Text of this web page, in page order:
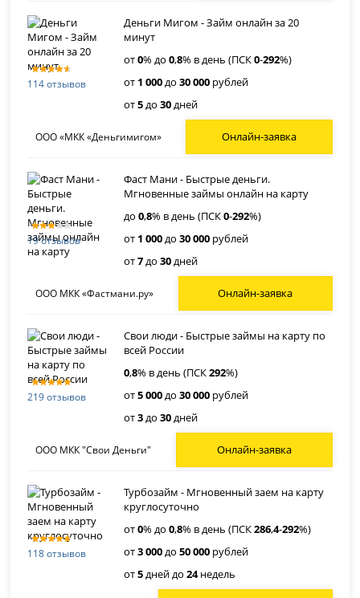
114 отзывов
Деньги Мигом - Займ онлайн за 20
минут
от0% до0,8% в день (ПСК0-292%)
от 1 000до30 000 рублей
от5до30дней
ООО «МКК «Деньгимигом» Онлайн-заявка
19 отзывов
Фаст Мани - Быстрые деньги.
Мгновенные займы онлайн на карту
до0,8% в день (ПСК0-292%)
от 1 000до30 000 рублей
от7до30дней
ООО МКК «Фастмани.ру» Онлайн-заявка
219 отзывов
Свои люди - Быстрые займы на карту по
всей России
0,8% в день (ПСК292%)
от5 000до30 000 рублей
от3до30дней
ООО МКК "Свои Деньги" Онлайн-заявка
118 отзывов
Турбозайм - Мгновенный заем на карту
круглосуточно
от0% до0,8% в день (ПСК286,4-292%)
от3 000до50 000 рублей
от5дней до24недель